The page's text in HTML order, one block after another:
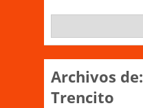
Archivos de:
Trencito